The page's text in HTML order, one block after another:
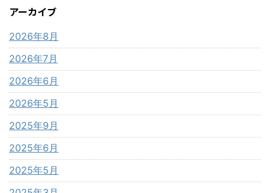
アーカイブ
2026年8月
2026年7月
2026年6月
2026年5月
2025年9月
2025年6月
2025年5月